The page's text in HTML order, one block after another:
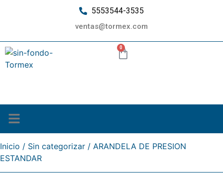
5553544-3535
ventas@tormex.com
0
Inicio / Sin categorizar / ARANDELA DE PRESION
ESTANDAR